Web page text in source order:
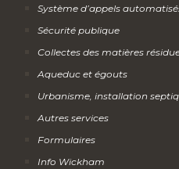
Système d’appels
Sécurité publique
Collectes des matières
Aqueduc et égouts
Urbanisme, installation
Autres services
Formulaires
Info Wickham